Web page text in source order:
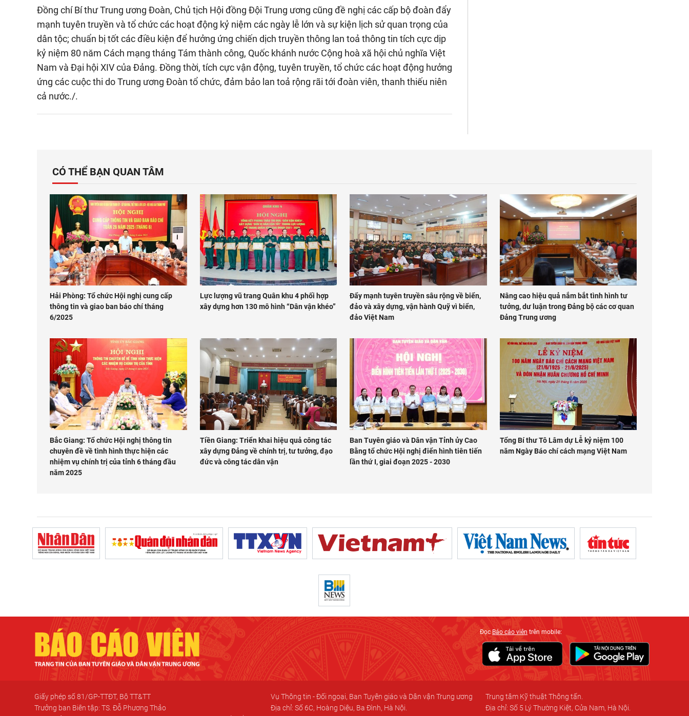
Đồng chí Bí thư Trung ương Đoàn, Chủ tịch Hội đồng Đội Trung ương cũng đề nghị các cấp bộ đoàn đẩy
mạnh tuyên truyền và tổ chức các hoạt động kỷ niệm các ngày lễ lớn và sự kiện lịch sử quan trọng của
dân tộc; chuẩn bị tốt các điều kiện để hưởng ứng chiến dịch truyền thông lan toả thông tin tích cực dịp
kỷ niệm 80 năm Cách mạng tháng Tám thành công, Quốc khánh nước Cộng hoà xã hội chủ nghĩa Việt
Nam và Đại hội XIV của Đảng. Đồng thời, tích cực vận động, tuyên truyền, tổ chức các hoạt động hưởng
ứng các cuộc thi do Trung ương Đoàn tổ chức, đảm bảo lan toả rộng rãi tới đoàn viên, thanh thiếu niên
cả nước./.
CÓ THỂ BẠN QUAN TÂM
Hải Phòng: Tổ chức Hội nghị cung cấp
thông tin và giao ban báo chí tháng
6/2025
Lực lượng vũ trang Quân khu 4 phối hợp
xây dựng hơn 130 mô hình “Dân vận khéo”
Đẩy mạnh tuyên truyền sâu rộng về biển,
đảo và xây dựng, vận hành Quỹ vì biển,
đảo Việt Nam
Nâng cao hiệu quả nắm bắt tình hình tư
tưởng, dư luận trong Đảng bộ các cơ quan
Đảng Trung ương
Bắc Giang: Tổ chức Hội nghị thông tin
chuyên đề về tình hình thực hiện các
nhiệm vụ chính trị của tỉnh 6 tháng đầu
năm 2025
Tiền Giang: Triển khai hiệu quả công tác
xây dựng Đảng về chính trị, tư tưởng, đạo
đức và công tác dân vận
Ban Tuyên giáo và Dân vận Tỉnh ủy Cao
Bằng tổ chức Hội nghị điển hình tiên tiến
lần thứ I, giai đoạn 2025 - 2030
Tổng Bí thư Tô Lâm dự Lễ kỷ niệm 100
năm Ngày Báo chí cách mạng Việt Nam
ĐọcBáo cáo viên trên mobile:
Giấy phép số 81/GP-TTĐT, Bộ TT&TT
Trưởng ban Biên tập: TS. Đỗ Phương Thảo
Vụ Thông tin - Đối ngoại, Ban Tuyên giáo và Dân vận Trung ương
Địa chỉ: Số 6C, Hoàng Diệu, Ba Đình, Hà Nội.
Trung tâm Kỹ thuật Thông tấn.
Địa chỉ: Số 5 Lý Thường Kiệt, Cửa Nam, Hà Nội.